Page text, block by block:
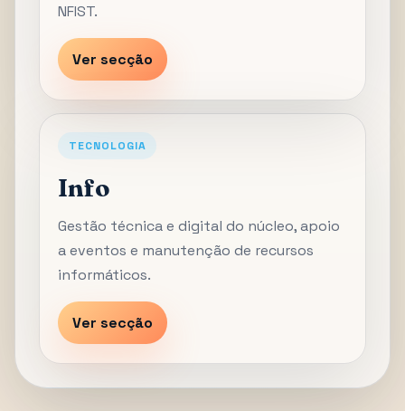
NFIST.
Ver secção
TECNOLOGIA
Info
Gestão técnica e digital do núcleo, apoio
a eventos e manutenção de recursos
informáticos.
Ver secção